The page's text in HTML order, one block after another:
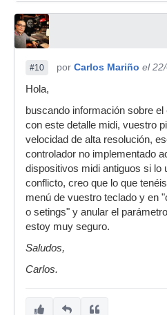
#10 por Carlos Mariño el
Hola,
buscando información sobre
con este detalle midi, vuestro
velocidad de alta resolución,
controlador no implementado
dispositivos midi antiguos si lo
conflicto, creo que lo que
menú de vuestro teclado y en
o setings" y anular el
estoy muy seguro.
Saludos,
Carlos.